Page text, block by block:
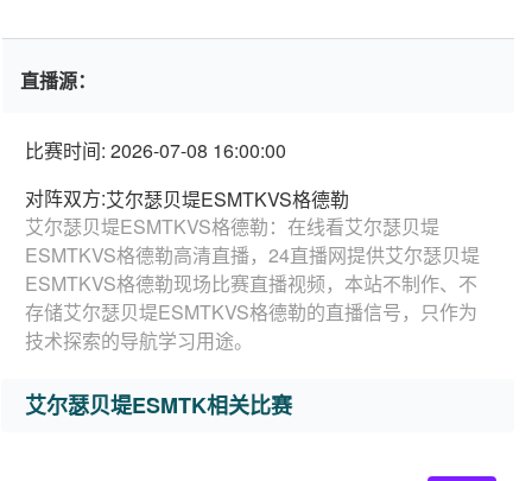
直播源：
比赛时间: 2026-07-08 16:00:00
对阵双方:艾尔瑟贝堤ESMTKVS格德勒
艾尔瑟贝堤ESMTKVS格德勒：在线看艾尔瑟贝堤
ESMTKVS格德勒高清直播，24直播网提供艾尔瑟贝堤
ESMTKVS格德勒现场比赛直播视频，本站不制作、不
存储艾尔瑟贝堤ESMTKVS格德勒的直播信号，只作为
技术探索的导航学习用途。
艾尔瑟贝堤ESMTK相关比赛